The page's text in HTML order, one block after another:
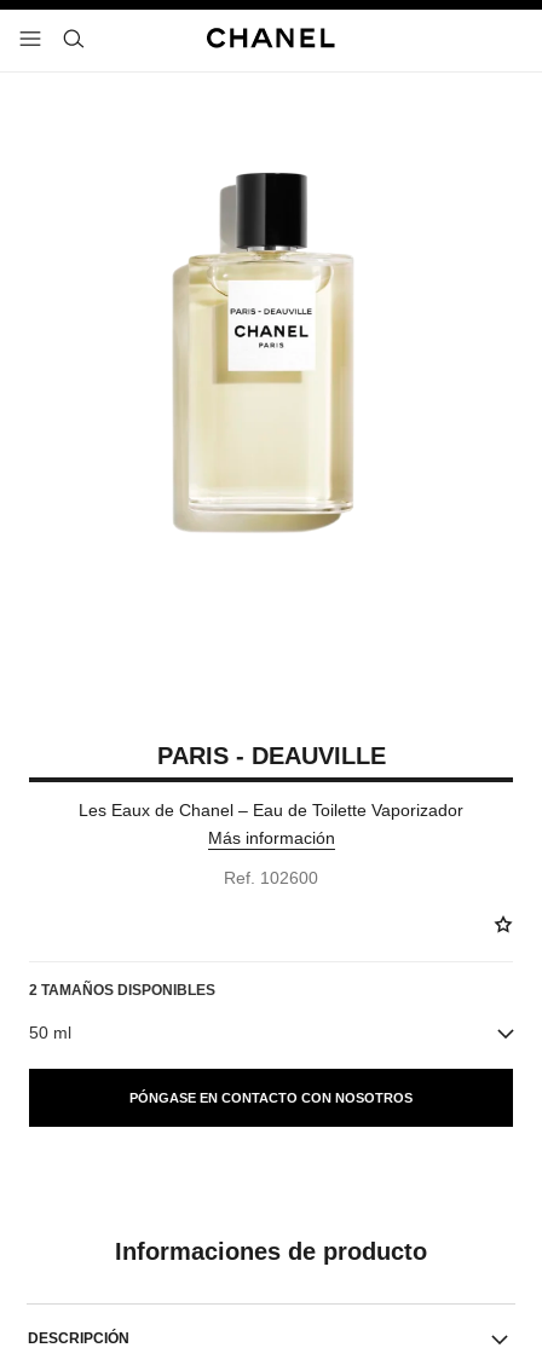
- navegación principal
buscar
PARIS - DEAUVILLE
Les Eaux de Chanel – Eau de Toilette Vaporizador
Más información
Ref. 102600
2 TAMAÑOS DISPONIBLES
50 ml
PÓNGASE EN CONTACTO CON NOSOTROS
Informaciones de producto
DESCRIPCIÓN